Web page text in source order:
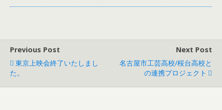
Previous Post
東京上映会終了いたしまし
た。
Next Post
名古屋市工芸高校/桜台高校と
の連携プロジェクト